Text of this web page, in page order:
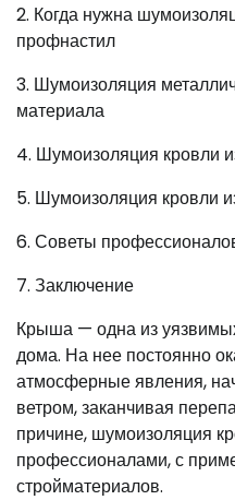
2. Когда нужна
профнастил
3. Шумоизоляция
материала
4. Шумоизоляция кровли
5. Шумоизоляция кровли
6. Советы
7. Заключение
Крыша — одна из
дома. На нее постоянно
атмосферные явления,
ветром, заканчивая
причине, шумоизоляция
профессионалами, с
стройматериалов.